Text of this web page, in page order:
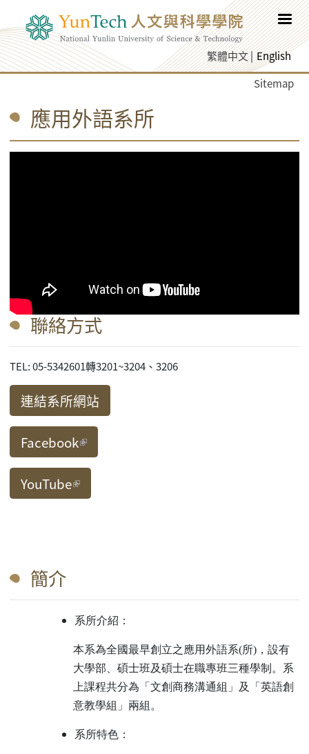
繁體中文 English
Sitemap
應用外語系所
聯絡方式
TEL: 05-5342601轉3201~3204、3206
連結系所網站
Facebook(link is external)
YouTube(link is external)
簡介
系所介紹：
本系為全國最早創立之應用外語系(所)，設有
大學部、碩士班及碩士在職專班三種學制。系
上課程共分為「文創商務溝通組」及「英語創
意教學組」兩組。
系所特色：